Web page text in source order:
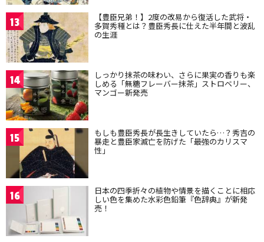
13 【豊臣兄弟！】2度の改易から復活した武将・
多賀秀種とは？豊臣秀長に仕えた半年間と波乱
の生涯
14 しっかり抹茶の味わい、さらに果実の香りも楽
しめる「無糖フレーバー抹茶」ストロベリー、
マンゴー新発売
15 もしも豊臣秀長が長生きしていたら…？秀吉の
暴走と豊臣家滅亡を防げた「最強のカリスマ
性」
16 日本の四季折々の植物や情景を描くことに相応
しい色を集めた水彩色鉛筆『色辞典』が新発
売！